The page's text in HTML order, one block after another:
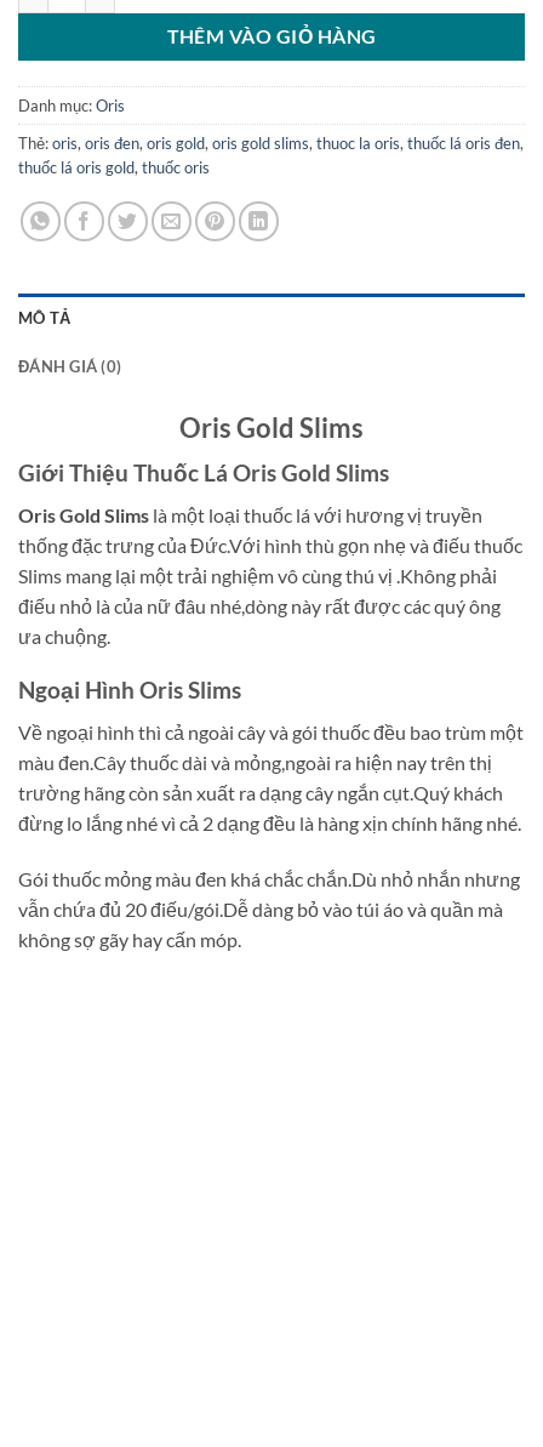
THÊM VÀO GIỎ HÀNG
Danh mục:Oris
Thẻ:oris, oris đen, oris gold, oris gold slims, thuoc la oris, thuốc lá oris đen,
thuốc lá oris gold, thuốc oris
MÔ TẢ
ĐÁNH GIÁ (0)
Oris Gold Slims
Giới Thiệu Thuốc Lá Oris Gold Slims
Oris Gold Slims là một loại thuốc lá với hương vị truyền
thống đặc trưng của Đức.Với hình thù gọn nhẹ và điếu thuốc
Slims mang lại một trải nghiệm vô cùng thú vị .Không phải
điếu nhỏ là của nữ đâu nhé,dòng này rất được các quý ông
ưa chuộng.
Ngoại Hình Oris Slims
Về ngoại hình thì cả ngoài cây và gói thuốc đều bao trùm một
màu đen.Cây thuốc dài và mỏng,ngoài ra hiện nay trên thị
trường hãng còn sản xuất ra dạng cây ngắn cụt.Quý khách
đừng lo lắng nhé vì cả 2 dạng đều là hàng xịn chính hãng nhé.
Gói thuốc mỏng màu đen khá chắc chắn.Dù nhỏ nhắn nhưng
vẫn chứa đủ 20 điếu/gói.Dễ dàng bỏ vào túi áo và quần mà
không sợ gãy hay cấn móp.